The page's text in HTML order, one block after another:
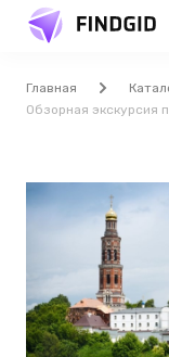
Главная
Обзорная экскурсия